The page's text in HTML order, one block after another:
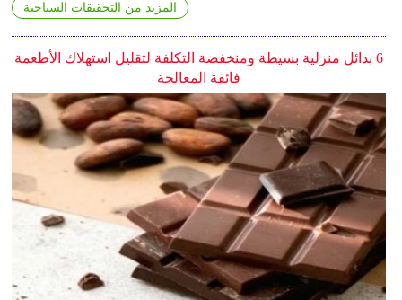
المزيد من التحقيقات السياحية
6 بدائل منزلية بسيطة ومنخفضة التكلفة لتقليل استهلاك الأطعمة
فائقة المعالجة